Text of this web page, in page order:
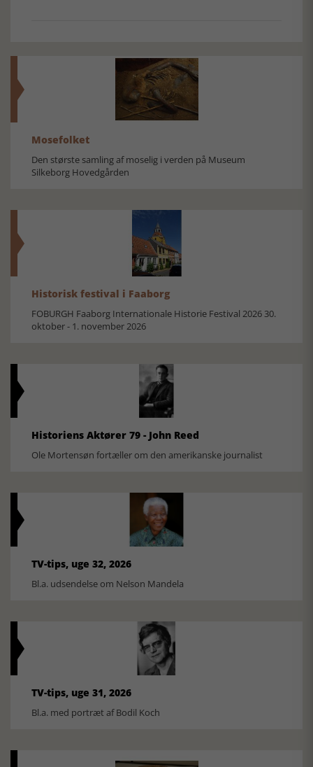
Mosefolket
Den største samling af moselig i verden på Museum
Silkeborg Hovedgården
Historisk festival i Faaborg
FOBURGH Faaborg Internationale Historie Festival 2026 30.
oktober - 1. november 2026
Historiens Aktører 79 - John Reed
Ole Mortensøn fortæller om den amerikanske journalist
TV-tips, uge 32, 2026
Bl.a. udsendelse om Nelson Mandela
TV-tips, uge 31, 2026
Bl.a. med portræt af Bodil Koch